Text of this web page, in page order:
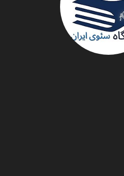
نهادهای مردمی
فولاد در کشور